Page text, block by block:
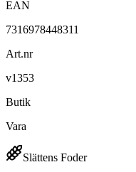
EAN
7316978448311
Art.nr
v1353
Butik
Vara
Slättens Foder